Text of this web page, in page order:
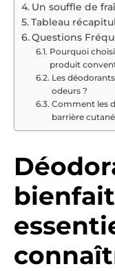
Un souffle de
Tableau
Questions
Pourquoi
produit
Les
odeurs ?
Comment les
barrière